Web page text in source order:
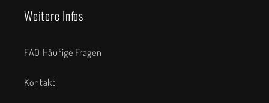
Weitere Infos
FAQ Häufige Fragen
Kontakt